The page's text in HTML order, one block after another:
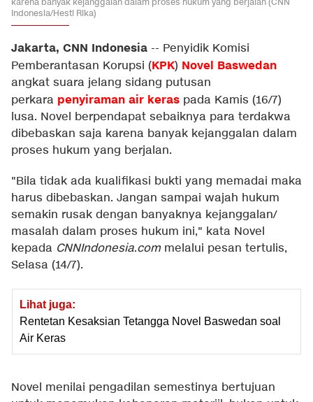
Indonesia/Hesti Rika)
Jakarta, CNN Indonesia -- Penyidik Komisi
Pemberantasan Korupsi (KPK) Novel Baswedan
angkat suara jelang sidang putusan
perkara penyiraman air keras pada Kamis (16/7)
lusa. Novel berpendapat sebaiknya para terdakwa
dibebaskan saja karena banyak kejanggalan dalam
proses hukum yang berjalan.
"Bila tidak ada kualifikasi bukti yang memadai maka
harus dibebaskan. Jangan sampai wajah hukum
semakin rusak dengan banyaknya kejanggalan/
masalah dalam proses hukum ini," kata Novel
kepada CNNIndonesia.commelalui pesan tertulis,
Selasa (14/7).
Lihat juga:
Rentetan Kesaksian Tetangga Novel Baswedan soal
Air Keras
Novel menilai pengadilan semestinya bertujuan